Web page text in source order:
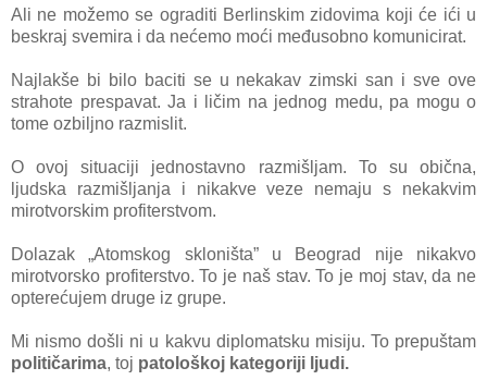
Ali ne možemo se ograditi Berlinskim zidovima koji će ići u
beskraj svemira i da nećemo moći međusobno komunicirat.
Najlakše bi bilo baciti se u nekakav zimski san i sve ove
strahote prespavat. Ja i ličim na jednog medu, pa mogu o
tome ozbiljno razmislit.
O ovoj situaciji jednostavno razmišljam. To su obična,
ljudska razmišljanja i nikakve veze nemaju s nekakvim
mirotvorskim profiterstvom.
Dolazak „Atomskog skloništa” u Beograd nije nikakvo
mirotvorsko profiterstvo. To je naš stav. To je moj stav, da ne
opterećujem druge iz grupe.
Mi nismo došli ni u kakvu diplomatsku misiju. To prepuštam
političarima, toj patološkoj kategoriji ljudi.